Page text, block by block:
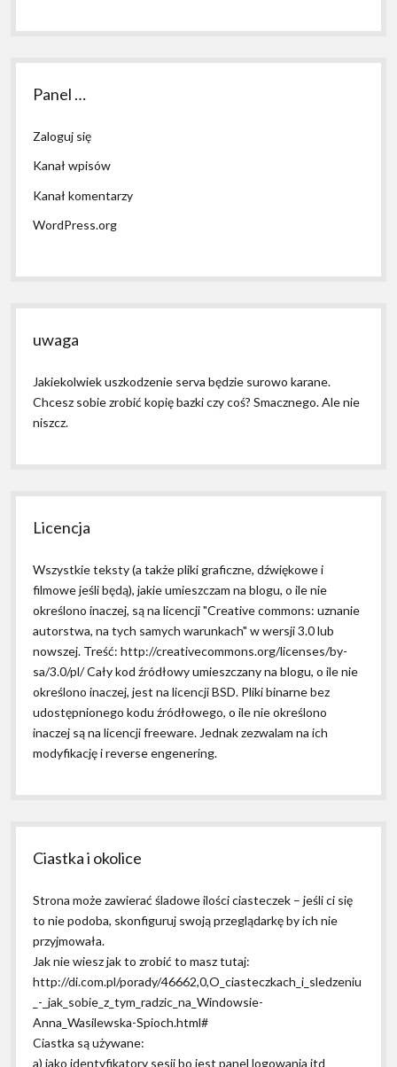
Panel …
Zaloguj się
Kanał wpisów
Kanał komentarzy
WordPress.org
uwaga
Jakiekolwiek uszkodzenie serva będzie surowo karane.
Chcesz sobie zrobić kopię bazki czy coś? Smacznego. Ale nie
niszcz.
Licencja
Wszystkie teksty (a także pliki graficzne, dźwiękowe i
filmowe jeśli będą), jakie umieszczam na blogu, o ile nie
określono inaczej, są na licencji "Creative commons: uznanie
autorstwa, na tych samych warunkach" w wersji 3.0 lub
nowszej. Treść: http://creativecommons.org/licenses/by-
sa/3.0/pl/ Cały kod źródłowy umieszczany na blogu, o ile nie
określono inaczej, jest na licencji BSD. Pliki binarne bez
udostępnionego kodu źródłowego, o ile nie określono
inaczej są na licencji freeware. Jednak zezwalam na ich
modyfikację i reverse engenering.
Ciastka i okolice
Strona może zawierać śladowe ilości ciasteczek – jeśli ci się
to nie podoba, skonfiguruj swoją przeglądarkę by ich nie
przyjmowała.
Jak nie wiesz jak to zrobić to masz tutaj:
http://di.com.pl/porady/46662,0,O_ciasteczkach_i_sledzeniu
_-_jak_sobie_z_tym_radzic_na_Windowsie-
Anna_Wasilewska-Spioch.html#
Ciastka są używane:
a) jako identyfikatory sesji bo jest panel logowania itd